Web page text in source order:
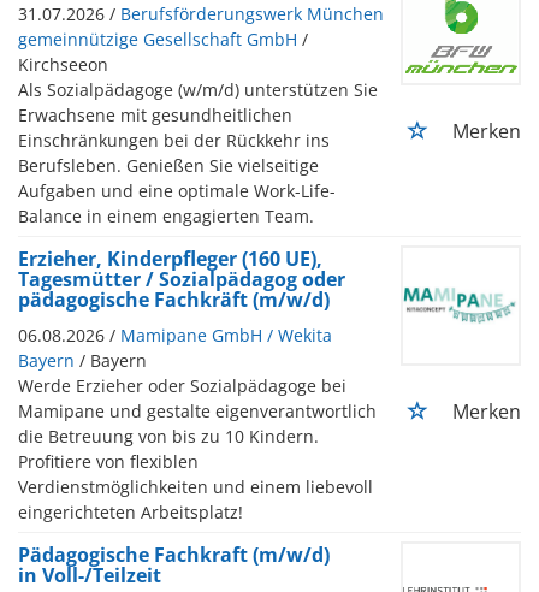
31.07.2026 / Berufsförderungswerk München
gemeinnützige Gesellschaft GmbH /
Kirchseeon
Als Sozialpädagoge (w/m/d) unterstützen Sie
Erwachsene mit gesundheitlichen
Einschränkungen bei der Rückkehr ins
Berufsleben. Genießen Sie vielseitige
Aufgaben und eine optimale Work-Life-
Balance in einem engagierten Team.
Merken
Erzieher, Kinderpfleger (160 UE),
Tagesmütter / Sozialpädagog oder
pädagogische Fachkräft (m/w/d)
06.08.2026 / Mamipane GmbH / Wekita
Bayern / Bayern
Werde Erzieher oder Sozialpädagoge bei
Mamipane und gestalte eigenverantwortlich
die Betreuung von bis zu 10 Kindern.
Profitiere von flexiblen
Verdienstmöglichkeiten und einem liebevoll
eingerichteten Arbeitsplatz!
Merken
Pädagogische Fachkraft (m/w/d)
in Voll-/Teilzeit